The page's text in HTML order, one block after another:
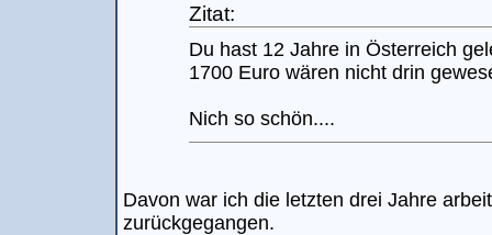
Zitat:
Du hast 12 Jahre in Österreich
1700 Euro wären nicht drin
Nich so schön....
Davon war ich die letzten drei Jahre
zurückgegangen.